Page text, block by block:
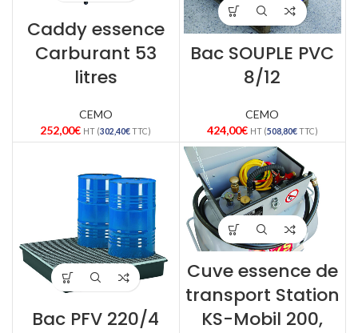
Caddy essence
Carburant 53
litres
CEMO
252,00€ HT (302,40€TTC)
Bac SOUPLE PVC
8/12
CEMO
424,00€ HT (508,80€TTC)
Bac PFV 220/4
Cuve essence de
transport Station
KS-Mobil 200,